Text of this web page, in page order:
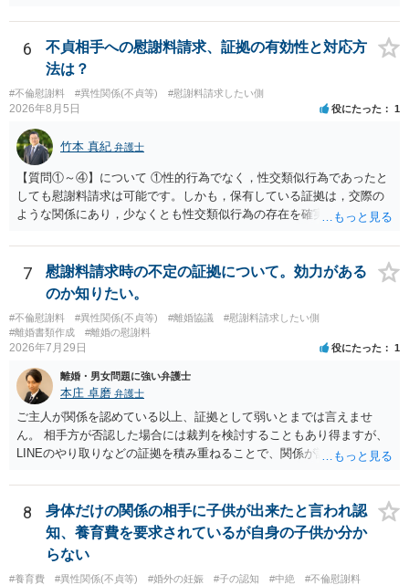
対する照会は基本的にできないと解されています（弁護士会によって
は例外的に認める扱いもありますが、かなり限定されているので一般
的ではないでしょう）。もし韓国本社がアカウント管理をしているな
ら、日本法人へ送っても「ウチでは管理していない」という回答にな
ります。 個人で直接他人のID情報の開示を求めても拒否されるでしょ
う。
6
不貞相手への慰謝料請求、証拠の有効性と対応方
法は？
#不倫慰謝料 #異性関係(不貞等) #慰謝料請求したい側
2026年8月5日 役にたった 1
竹本 真紀 弁護士
【質問①～④】について ①性的行為でなく，性交類似行為であったと
しても慰謝料請求は可能です。しかも，保有している証拠は，交際の
ような関係にあり，少なくとも性交類似行為の存在を確実に証明でき
ことを窺わせるものです。）。ですから，慰謝料請求を進めることで
よいと思います。 ただ．慰謝料額については，婚姻破綻に至っていな
いとして，この点を考慮されることになるかもしれません。 ②夫との
今後のことを考えて書いてもらうか否かを検討するのがよいと思いま
す。今ある証拠以上のことを証明（証明力を強めることも含む）でき
るのであれば，前向きに検討を進めるという考え方でもよいでしょ
値と夫との関係との均衡のように思います。 ③行政書士に委任をして
いるのであれば，どのような内容の委任なのか不明ですが，その行政
書士との協議になると思います。請求するか，訴訟にするか，その点
の見極めや，相手方は性交類似行為は認めているのか，それさえも否
定しているのかによって，考え方・進め方は変わってくると思いま
あれば，本人（行政書士でも同じだと思います。）への対応ではあま
り変わらないように思います。減額で折り合えるなら本人様の交渉で
もよいように思いますが，ゼロかどうかの観点であれば，訴訟に進む
しかなくなるようにも思います。そうしますと，お近くの弁護士に相
談して進めることを検討した方がよいようにも思います。
7
慰謝料請求時の不定の証拠について。効力がある
のか知りたい。
#不倫慰謝料 #異性関係(不貞等) #離婚協議
#慰謝料請求したい側
#離婚書類作成
#離婚の慰謝料
2026年7月29日 役にたった 1
離婚・男女問題に強い弁護士
本庄 卓磨 弁護士
ご主人が関係を認めている以上、証拠として弱いとまでは言えませ
ん。 相手方が否認した場合には裁判を検討することもあり得ますが、
LINEのやり取りなどの証拠を積み重ねることで、関係が認定される余
個別の事情によりますので、お早めに弁護士に相談されることをおす
すめします。
8
身体だけの関係の相手に子供が出来たと言われ認
知、養育費を要求されているが自身の子供か分か
らない
#養育費 #異性関係(不貞等) #婚外の妊娠 #子の認知 #中絶 #不倫慰謝料